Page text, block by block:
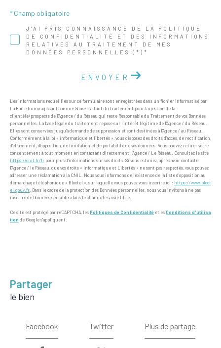
J'AI PRIS CONNAISSANCE DE LA POLITIQUE
DE CONFIDENTIALITÉ ET DES INFORMATIONS
RELATIVES AU TRAITEMENT DE MES
DONNÉES PERSONNELLES (*)*
* Champ obligatoire
ENVOYER
Les informations recueillies sur ce formulaire sont enregistrées dans un fichier informatisé par
La Boite Immo agissant comme Sous-traitant du traitement pour la gestion de la
clientèle/prospects de l'Agence / du Réseau qui reste Responsable du Traitement de vos Données
personnelles. La base légale du traitement repose sur l'intérêt légitime de l'Agence / du Réseau.
Elles sont conservées jusqu'à demande de suppression et sont destinées à l'Agence / au Réseau.
Conformément à la loi « informatique et libertés », vous disposez des droits d’accès, de rectification,
d’effacement, d’opposition, de limitation et de portabilité de vos données. Vous pouvez retirer votre
consentement à tout moment en contactant directement l’Agence / Le Réseau. Consultez le site
https://cnil.fr/fr pour plus d’informations sur vos droits. Si vous estimez, après avoir contacté
l'Agence / le Réseau, que vos droits « Informatique et Libertés » ne sont pas respectés, vous pouvez
adresser une réclamation à la CNIL. Nous vous informons de l’existence de la liste d'opposition au
démarchage téléphonique « Bloctel », sur laquelle vous pouvez vous inscrire ici : https://www.bloct
el.gouv.fr . Dans le cadre de la protection des Données personnelles, nous vous invitons à ne pas
inscrire de Données sensibles dans le champ de saisie libre.
Ce site est protégé par reCAPTCHA, lesPolitiques de Confidentialité et esConditions d'utilisa
tion de Google s'appliquent.
partager
le bien
Facebook Twitter Plus de partage